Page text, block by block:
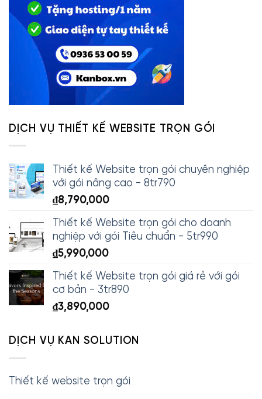
DỊCH VỤ THIẾT KẾ WEBSITE TRỌN GÓI
Thiết kế Website trọn gói chuyên nghiệp
với gói nâng cao - 8tr790
₫8,790,000
Thiết kế Website trọn gói cho doanh
nghiệp với gói Tiêu chuẩn - 5tr990
₫5,990,000
Thiết kế Website trọn gói giá rẻ với gói
cơ bản - 3tr890
₫3,890,000
DỊCH VỤ KAN SOLUTION
Thiết kế website trọn gói